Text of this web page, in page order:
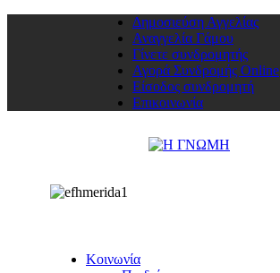
Δημοσιεύση Αγγελίας
Αναγγελία Γάμου
Γίνετε συνδρομητής
Αγορά Συνδρομής Online
Είσοδος συνδρομητή
Επικοινωνία
Κοινωνία